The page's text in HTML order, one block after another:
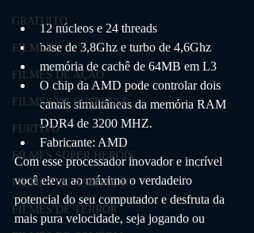
GRATUITO
FILMES
FILMES DE AÇÃO
FILMES DE SUSPENSE
FURTIVO
FILMES SUPER HERÓIS
FILMES DE ANIMAÇÃO
FILMES DE TERROR
12 núcleos e 24 threads
base de 3,8Ghz e turbo de 4,6Ghz
memória de cachê de 64MB em L3
O chip da AMD pode controlar dois
canais simultâneas da memória RAM
DDR4 de 3200 MHZ.
Fabricante: AMD
Com esse processador inovador e incrível
você eleva ao máximo o verdadeiro
potencial do seu computador e desfruta da
mais pura velocidade, seja jogando ou